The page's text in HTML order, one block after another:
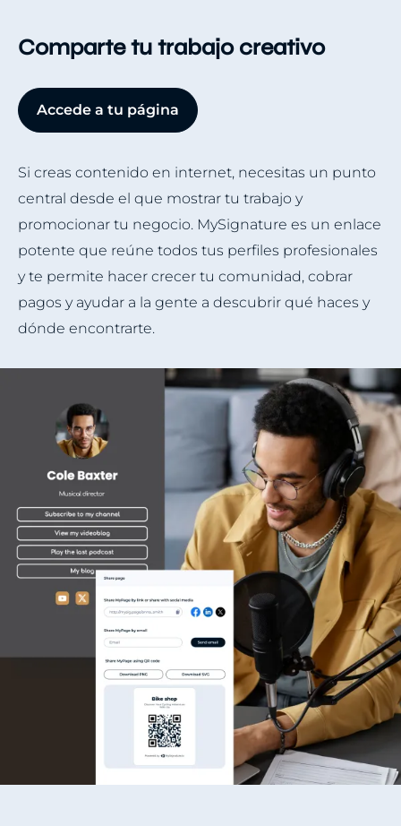
Comparte tu trabajo creativo
Accede a tu página
Si creas contenido en internet, necesitas un punto
central desde el que mostrar tu trabajo y
promocionar tu negocio. MySignature es un enlace
potente que reúne todos tus perfiles profesionales
y te permite hacer crecer tu comunidad, cobrar
pagos y ayudar a la gente a descubrir qué haces y
dónde encontrarte.